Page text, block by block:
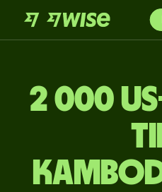
2 000